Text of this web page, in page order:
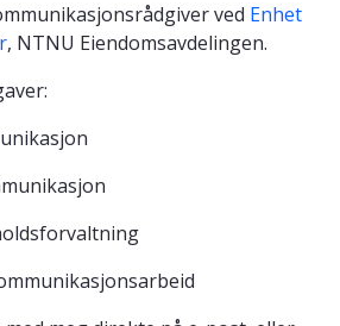
ved Enhet
, NTNU Eiendomsavdelingen.